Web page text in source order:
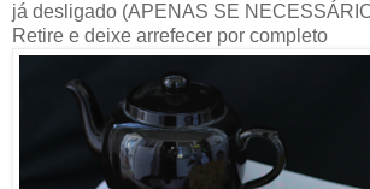
já desligado (APENAS SE
Retire e deixe arrefecer por completo